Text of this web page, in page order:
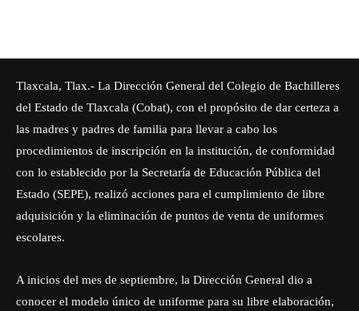
Tlaxcala, Tlax.- La Dirección General del Colegio de Bachilleres
del Estado de Tlaxcala (Cobat), con el propósito de dar certeza a
las madres y padres de familia para llevar a cabo los
procedimientos de inscripción en la institución, de conformidad
con lo establecido por la Secretaría de Educación Pública del
Estado (SEPE), realizó acciones para el cumplimiento de libre
adquisición y la eliminación de puntos de venta de uniformes
escolares.
A inicios del mes de septiembre, la Dirección General dio a
conocer el modelo único de uniforme para su libre elaboración,